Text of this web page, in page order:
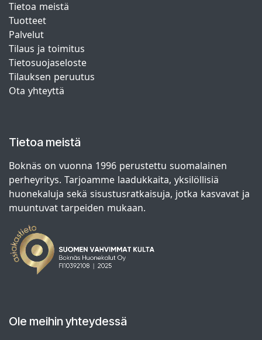
Tietoa meistä
Tuotteet
Palvelut
Tilaus ja toimitus
Tietosuojaseloste
Tilauksen peruutus
Ota yhteyttä
Tietoa meistä
Boknäs on vuonna 1996 perustettu suomalainen
perheyritys. Tarjoamme laadukkaita, yksilöllisiä
huonekaluja sekä sisustusratkaisuja, jotka kasvavat ja
muuntuvat tarpeiden mukaan.
Ole meihin yhteydessä